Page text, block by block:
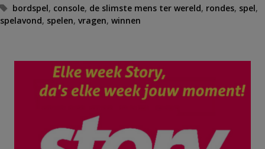
T
a
bordspel, console, de slimste mens ter wereld, rondes, spel,
spelavond, spelen, vragen, winnen